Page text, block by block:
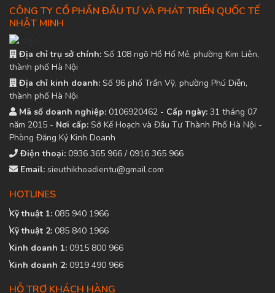
CÔNG TY CỔ PHẦN ĐẦU TƯ VÀ PHÁT TRIỂN QUỐC TẾ
NHẬT MINH
Địa chỉ trụ sở chính: Số 108 ngõ Hồ Hố Mẻ, phường Kim Liên,
thành phố Hà Nội
Địa chỉ kinh doanh: Số 96 phố Trần Vỹ, phường Phú Diễn,
thành phố Hà Nội
Mã số doanh nghiệp: 0106920462 - Cấp ngày: 31 tháng 07
năm 2015 - Nơi cấp: Sở Kế Hoạch và Đầu Tư Thành Phố Hà Nội -
Phòng Đăng Ký Kinh Doanh
Điện thoại: 0936 365 966 / 0916 365 966
Email: sieuthikhoadientu@gmail.com
HOTLINES
Kỹ thuật 1: 085 940 1966
Kỹ thuật 2: 085 840 1966
Kinh doanh 1: 0915 800 966
Kinh doanh 2: 0919 490 966
HỖ TRỢ KHÁCH HÀNG